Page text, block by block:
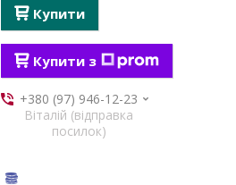
Купити
Купити з
+380 (97) 946-12-23
Віталій (відправка
посилок)